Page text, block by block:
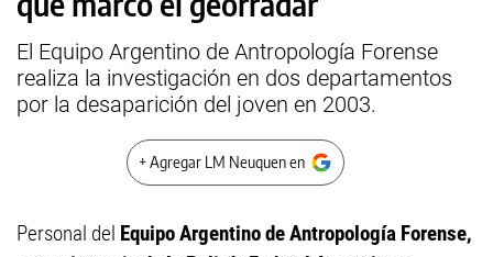
El Equipo Argentino de Antropología Forense
realiza la investigación en dos departamentos
por la desaparición del joven en 2003.
+ Agregar LM Neuquen en
Personal del Equipo Argentino de Antropología Forense,